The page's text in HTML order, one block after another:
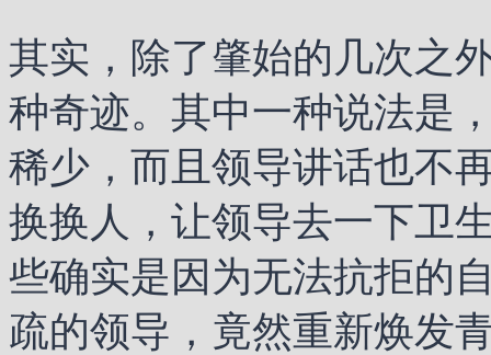
其实，除了肇始的几次之
种奇迹。其中一种说法是
稀少，而且领导讲话也不
换换人，让领导去一下卫
些确实是因为无法抗拒的
疏的领导，竟然重新焕发